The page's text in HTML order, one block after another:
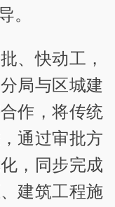
。
、快动工，
局与区城建
作，将传统
通过审批方
，同步完成
建筑工程施